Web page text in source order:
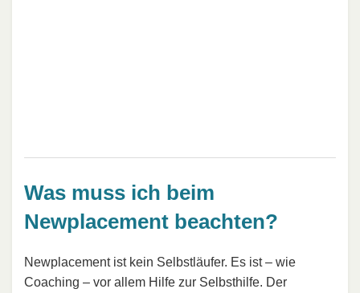
Was muss ich beim
Newplacement beachten?
Newplacement ist kein Selbstläufer. Es ist – wie
Coaching – vor allem Hilfe zur Selbsthilfe. Der